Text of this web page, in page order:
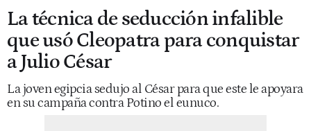
La técnica de seducción infalible
que usó Cleopatra para conquistar
a Julio César
La joven egipcia sedujo al César para que este le apoyara
en su campaña contra Potino el eunuco.